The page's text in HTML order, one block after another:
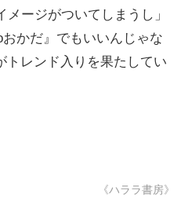
ージがついてしまうし」
かだ』でもいいんじゃな
トレンド入りを果たしてい
《ハララ書房》